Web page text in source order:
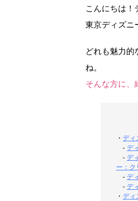
こんにちは！
東京ディズニ
どれも魅力的
ね。
そんな方に、
・ ディ
- デ
- デ
ー：ク
- デ
- デ
・ ディ